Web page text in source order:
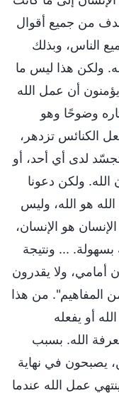
من جميع أقوال
الناس، وبذلك
ولكن هذا ليس ما
أن عمل الله
وضوحًا وهو
الكنائس تزدهر،
لدى أي أحد، أو
ولكن دعونا
هو الله، وليس
هو الإنسان،
بسهولة. ... ونتيجة
أمامي، ولا يقدرون
المفاهيم". من هذا
أو يفعله
الله. بسبب
يصبحون في نهاية
عمل الله عندما